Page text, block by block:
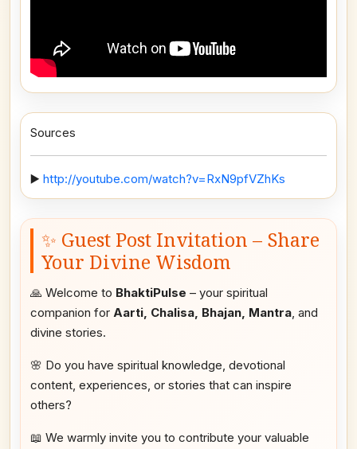
Sources
▶️ http://youtube.com/watch?v=RxN9pfVZhKs
✨ Guest Post Invitation – Share
Your Divine Wisdom
🙏 Welcome to BhaktiPulse – your spiritual
companion for Aarti, Chalisa, Bhajan, Mantra, and
divine stories.
🌸 Do you have spiritual knowledge, devotional
content, experiences, or stories that can inspire
others?
📖 We warmly invite you to contribute your valuable